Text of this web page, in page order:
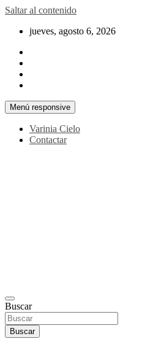
Saltar al contenido
jueves, agosto 6, 2026
Menú responsive
Varinia Cielo
Contactar
Buscar
Buscar